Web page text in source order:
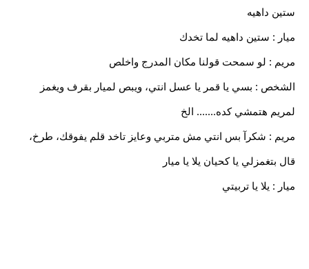
ستين داهيه
ميار : ستين داهيه لما تخدك
مريم : لو سمحت قولنا مكان المدرج واخلص
الشخص : بسي يا قمر يا عسل انتي، ويبص لميار بقرف ويغمز
لمريم هتمشي كده....... الخ
مريم : شكرآ بس انتي مش متربي وعايز تاخد قلم يفوقك، طرخ،
قال بتغمزلي يا كحيان يلا يا ميار
ميار : يلا يا تربيتي